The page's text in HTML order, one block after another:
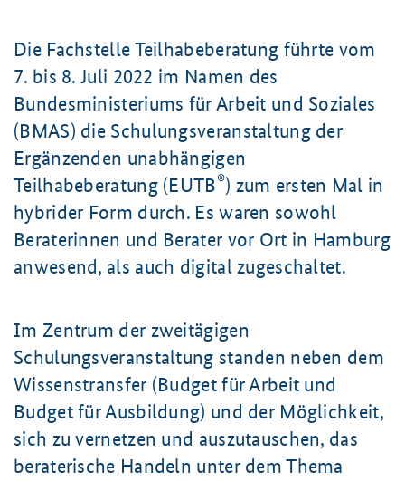
Die Fachstelle Teilhabeberatung führte vom
7. bis 8. Juli 2022 im Namen des
Bundesministeriums für Arbeit und Soziales
(BMAS) die Schulungsveranstaltung der
Ergänzenden unabhängigen
Teilhabeberatung (EUTB®) zum ersten Mal in
hybrider Form durch. Es waren sowohl
Beraterinnen und Berater vor Ort in Hamburg
anwesend, als auch digital zugeschaltet.
Im Zentrum der zweitägigen
Schulungsveranstaltung standen neben dem
Wissenstransfer (Budget für Arbeit und
Budget für Ausbildung) und der Möglichkeit,
sich zu vernetzen und auszutauschen, das
beraterische Handeln unter dem Thema